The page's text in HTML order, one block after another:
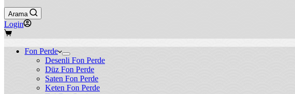
Arama
Login
Shopping
Fon Perde
Desenli Fon Perde
Düz Fon Perde
Saten Fon Perde
Keten Fon Perde